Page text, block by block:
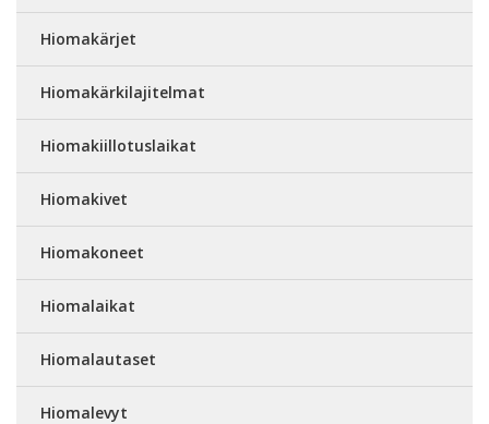
Hiomakärjet
Hiomakärkilajitelmat
Hiomakiillotuslaikat
Hiomakivet
Hiomakoneet
Hiomalaikat
Hiomalautaset
Hiomalevyt